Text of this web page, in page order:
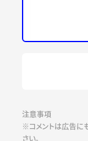
注意事項
※コメントは広告に
さい。